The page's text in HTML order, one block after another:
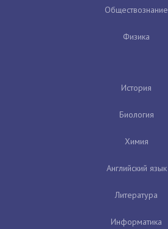
Обществознание
Физика
История
Биология
Химия
Английский язык
Литература
Информатика